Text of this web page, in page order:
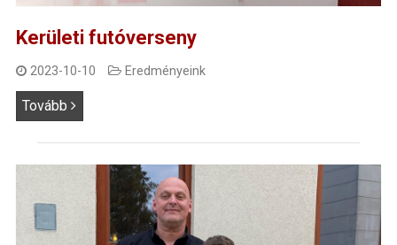
Kerületi futóverseny
2023-10-10 Eredményeink
Tovább